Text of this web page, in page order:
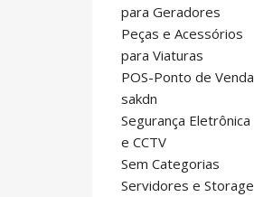
para Geradores
Peças e Acessórios
para Viaturas
POS-Ponto de Venda
sakdn
Segurança Eletrônica
e CCTV
Sem Categorias
Servidores e Storage